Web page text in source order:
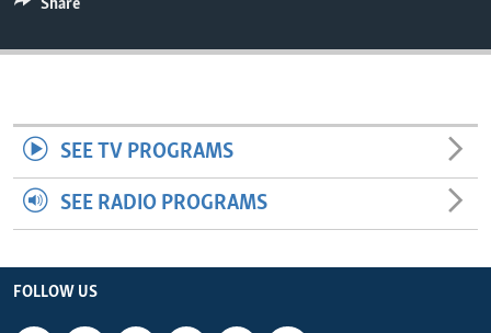
Share
SEE TV PROGRAMS
SEE RADIO PROGRAMS
FOLLOW US